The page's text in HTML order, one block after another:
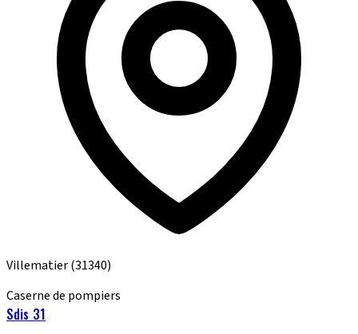
Villematier(31340)
Caserne de pompiers
Sdis 31